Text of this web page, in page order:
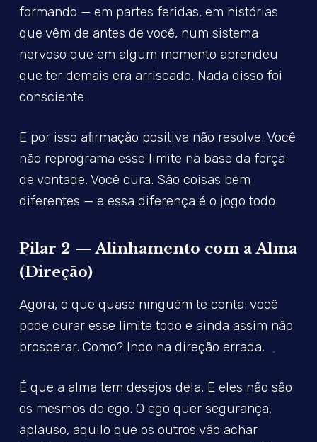
formando — em partes feridas, em histórias
que vêm de antes de você, num sistema
nervoso que em algum momento aprendeu
que ter demais era arriscado. Nada disso foi
consciente.
E por isso afirmação positiva não resolve. Você
não reprograma esse limite na base da força
de vontade. Você cura. São coisas bem
diferentes — e essa diferença é o jogo todo.
Pilar 2 — Alinhamento com a Alma
(Direção)
Agora, o que quase ninguém te conta: você
pode curar esse limite todo e ainda assim não
prosperar. Como? Indo na direção errada.
É que a alma tem desejos dela. E eles não são
os mesmos do ego. O ego quer segurança,
aplauso, aquilo que os outros vão achar